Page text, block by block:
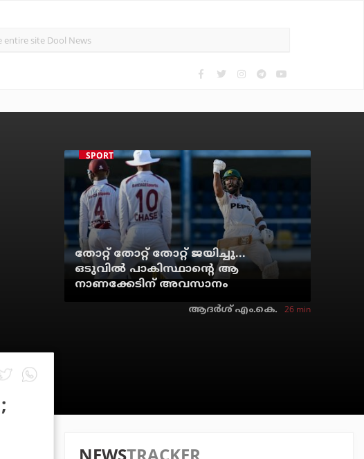
SPORTS NEWS
തോറ്റ് തോറ്റ് തോറ്റ് ജയിച്ചു...
ഒടുവില്‍ പാകിസ്ഥാന്റെ ആ
നാണക്കേടിന് അവസാനം
ആദർശ് എം.കെ. 26 min